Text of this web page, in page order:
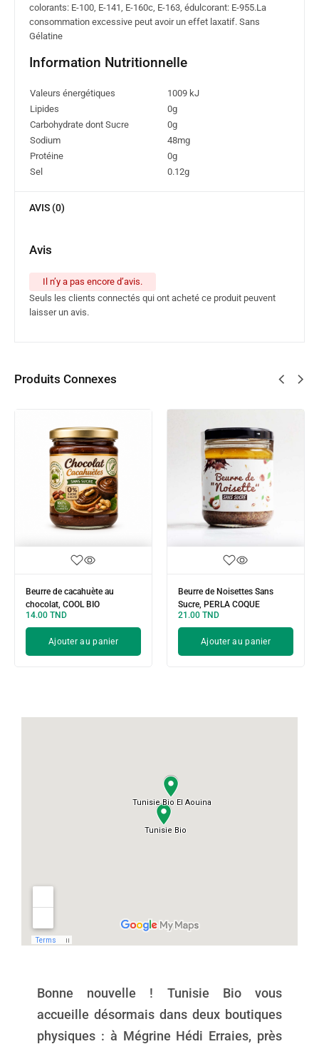
colorants: E-100, E-141, E-160c, E-163, édulcorant: E-955.La
consommation excessive peut avoir un effet laxatif. Sans
Gélatine
Information Nutritionnelle
Valeurs énergétiques
1009 kJ
Lipides
0g
Carbohydrate dont Sucre
0g
Sodium
48mg
Protéine
0g
Sel
0.12g
AVIS (0)
Avis
Il n’y a pas encore d’avis.
Seuls les clients connectés qui ont acheté ce produit peuvent
laisser un avis.
Produits Connexes
Beurre de cacahuète au
chocolat, COOL BIO
14.00 TND
Ajouter au panier
Beurre de Noisettes Sans
Sucre, PERLA COQUE
21.00 TND
Ajouter au panier
Bonne nouvelle ! Tunisie Bio vous
accueille désormais dans deux boutiques
physiques : à Mégrine Hédi Erraies, près